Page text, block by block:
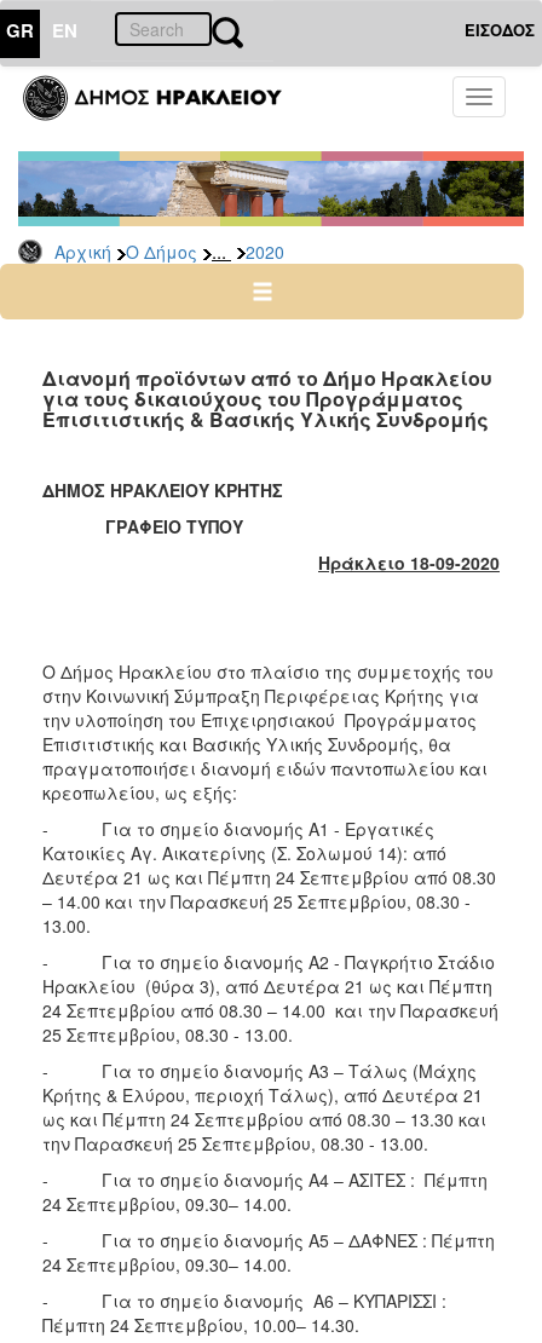
GR EN ΕΙΣΟΔΟΣ
Toggle
Αρχική Ο Δήμος ... 2020
ΔΗΜΟΣ
Δελτία
Τύπου
Αρχείο
2026
2024
2022
2013
2012
2011
2010
2006
ΤΟΠΟΣ
ΠΟΛΙΤΙΣΜΟΣ
ΑΝΘΕΚΤΙΚΗ
ΠΟΛΗ
Διανομή προϊόντων από το Δήμο Ηρακλείου
για τους δικαιούχους του Προγράμματος
Επισιτιστικής & Βασικής Υλικής Συνδρομής
ΔΗΜΟΣ ΗΡΑΚΛΕΙΟΥ ΚΡΗΤΗΣ
ΓΡΑΦΕΙΟ ΤΥΠΟΥ
Ηράκλειο 18-09-2020
Ο Δήμος Ηρακλείου στο πλαίσιο της συμμετοχής του
στην Κοινωνική Σύμπραξη Περιφέρειας Κρήτης για
την υλοποίηση του Επιχειρησιακού Προγράμματος
Επισιτιστικής και Βασικής Υλικής Συνδρομής, θα
πραγματοποιήσει διανομή ειδών παντοπωλείου και
κρεοπωλείου, ως εξής:
- Για το σημείο διανομής Α1 - Εργατικές
Κατοικίες Αγ. Αικατερίνης (Σ. Σολωμού 14): από
Δευτέρα 21 ως και Πέμπτη 24 Σεπτεμβρίου από 08.30
– 14.00 και την Παρασκευή 25 Σεπτεμβρίου, 08.30 -
13.00.
- Για το σημείο διανομής Α2 - Παγκρήτιο Στάδιο
Ηρακλείου (θύρα 3), από Δευτέρα 21 ως και Πέμπτη
24 Σεπτεμβρίου από 08.30 – 14.00 και την Παρασκευή
25 Σεπτεμβρίου, 08.30 - 13.00.
- Για το σημείο διανομής Α3 – Τάλως (Μάχης
Κρήτης & Ελύρου, περιοχή Τάλως), από Δευτέρα 21
ως και Πέμπτη 24 Σεπτεμβρίου από 08.30 – 13.30 και
την Παρασκευή 25 Σεπτεμβρίου, 08.30 - 13.00.
- Για το σημείο διανομής Α4 – ΑΣΙΤΕΣ : Πέμπτη
24 Σεπτεμβρίου, 09.30– 14.00.
- Για το σημείο διανομής Α5 – ΔΑΦΝΕΣ : Πέμπτη
24 Σεπτεμβρίου, 09.30– 14.00.
- Για το σημείο διανομής A6 – ΚΥΠΑΡΙΣΣΙ :
Πέμπτη 24 Σεπτεμβρίου, 10.00– 14.30.